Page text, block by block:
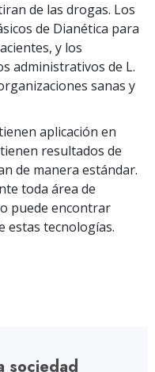
de las drogas. Los
de Dianética para
y los
administrativos de L.
sanas y
aplicación en
resultados de
de manera estándar.
toda área de
puede encontrar
estas tecnologías.
sociedad